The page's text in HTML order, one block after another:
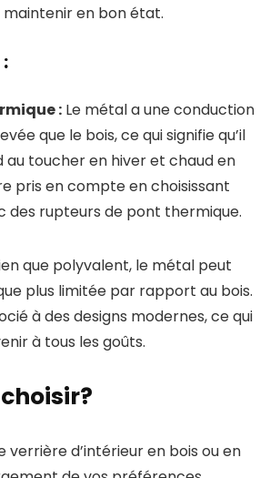
en bon état.
: Le métal a une conduction
que le bois, ce qui signifie qu’il
au toucher en hiver et chaud en
pris en compte en choisissant
des rupteurs de pont thermique.
que polyvalent, le métal peut
plus limitée par rapport au bois.
à des designs modernes, ce qui
à tous les goûts.
verrière d’intérieur en bois ou en